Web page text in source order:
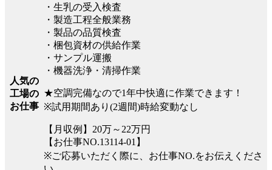
人気の
工場の
お仕事
・生乳の受入検査
・製造工程全般業務
・製品の品質検査
・梱包資材の供給作業
・サンプル運搬
・機器洗浄・清掃作業
★空調完備なので1年中快適に作業できます！
※試用期間あり(2週間)時給変動なし
【月収例】20万～22万円
【お仕事NO.13114-01】
※ご応募いただく際に、お仕事NO.をお伝えくださ